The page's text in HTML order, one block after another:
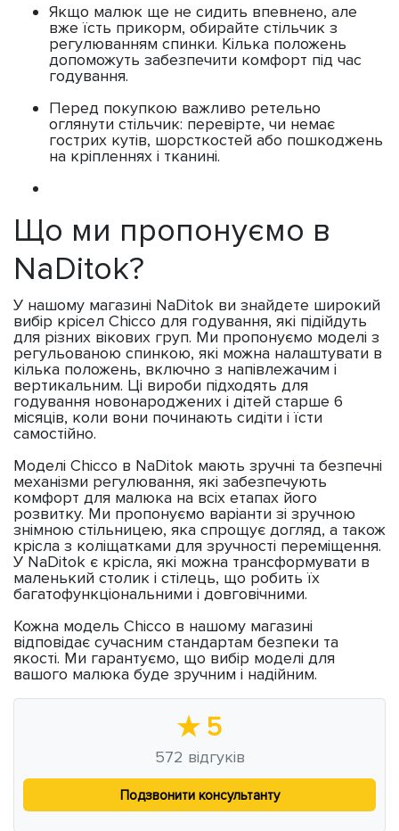
Якщо малюк ще не сидить впевнено, але
вже їсть прикорм, обирайте стільчик з
регулюванням спинки. Кілька положень
допоможуть забезпечити комфорт під час
годування.
Перед покупкою важливо ретельно
оглянути стільчик: перевірте, чи немає
гострих кутів, шорсткостей або пошкоджень
на кріпленнях і тканині.
Що ми пропонуємо в
NaDitok?
У нашому магазині NaDitok ви знайдете широкий
вибір крісел Chicco для годування, які підійдуть
для різних вікових груп. Ми пропонуємо моделі з
регульованою спинкою, які можна налаштувати в
кілька положень, включно з напівлежачим і
вертикальним. Ці вироби підходять для
годування новонароджених і дітей старше 6
місяців, коли вони починають сидіти і їсти
самостійно.
Моделі Chicco в NaDitok мають зручні та безпечні
механізми регулювання, які забезпечують
комфорт для малюка на всіх етапах його
розвитку. Ми пропонуємо варіанти зі зручною
знімною стільницею, яка спрощує догляд, а також
крісла з коліщатками для зручності переміщення.
У NaDitok є крісла, які можна трансформувати в
маленький столик і стілець, що робить їх
багатофункціональними і довговічними.
Кожна модель Chicco в нашому магазині
відповідає сучасним стандартам безпеки та
якості. Ми гарантуємо, що вибір моделі для
вашого малюка буде зручним і надійним.
★ 5
572 відгуків
Подзвонити консультанту